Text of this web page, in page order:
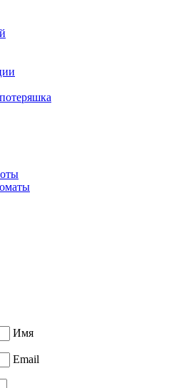
Имя
Email